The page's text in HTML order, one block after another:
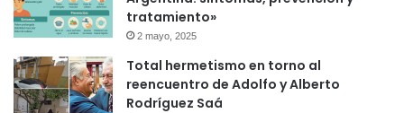
tratamiento»
2 mayo, 2025
Total hermetismo en torno al
reencuentro de Adolfo y Alberto
Rodríguez Saá